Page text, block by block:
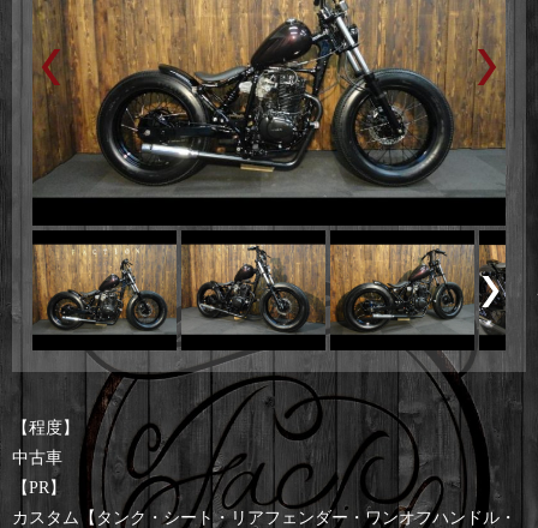
【程度】
中古車
【PR】
カスタム【タンク・シート・リアフェンダー・ワンオフハンドル・